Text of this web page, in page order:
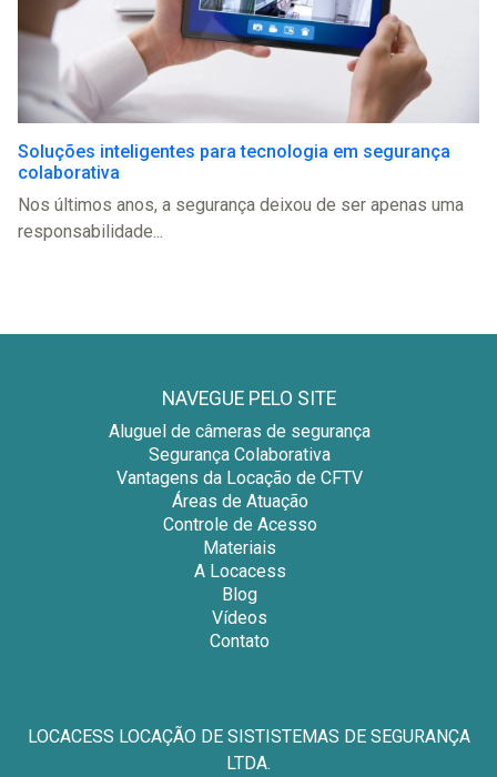
Soluções inteligentes para tecnologia em segurança
colaborativa
Nos últimos anos, a segurança deixou de ser apenas uma
responsabilidade...
NAVEGUE PELO SITE
Aluguel de câmeras de segurança
Segurança Colaborativa
Vantagens da Locação de CFTV
Áreas de Atuação
Controle de Acesso
Materiais
A Locacess
Blog
Vídeos
Contato
LOCACESS LOCAÇÃO DE SISTISTEMAS DE SEGURANÇA
LTDA.